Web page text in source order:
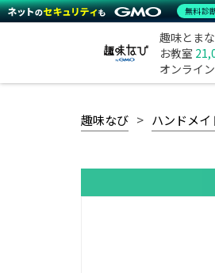
趣味とま
お教室
オンライ
趣味なび ハンドメ
無料診